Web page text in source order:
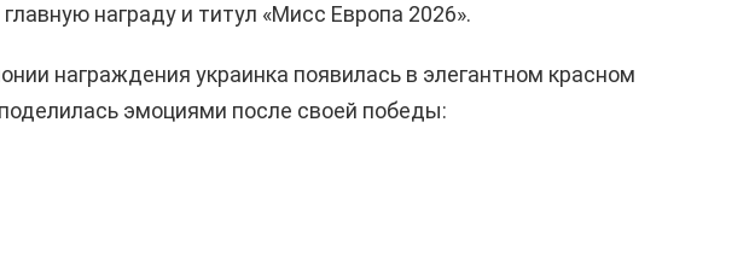
награду и титул «Мисс Европа 2026».
награждения украинка появилась в элегантном красном
эмоциями после своей победы: